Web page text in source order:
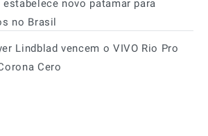
novo patamar para
no Brasil
Lindblad vencem o VIVO Rio Pro
Cero